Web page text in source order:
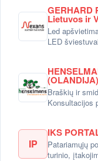
GERHARD
Lietuvos ir
Led
LED šviestuvai
(OLANDIJA)
Braškių ir
Konsultacijos
IP
IKS
Patariamųjų
turinio,